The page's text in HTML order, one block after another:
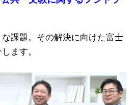
課題。その解決に向けた富士
ます。